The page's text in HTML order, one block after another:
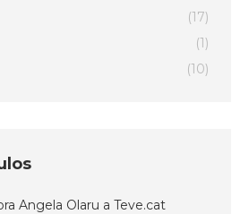
(17)
(1)
(10)
Angela Olaru a Teve.cat